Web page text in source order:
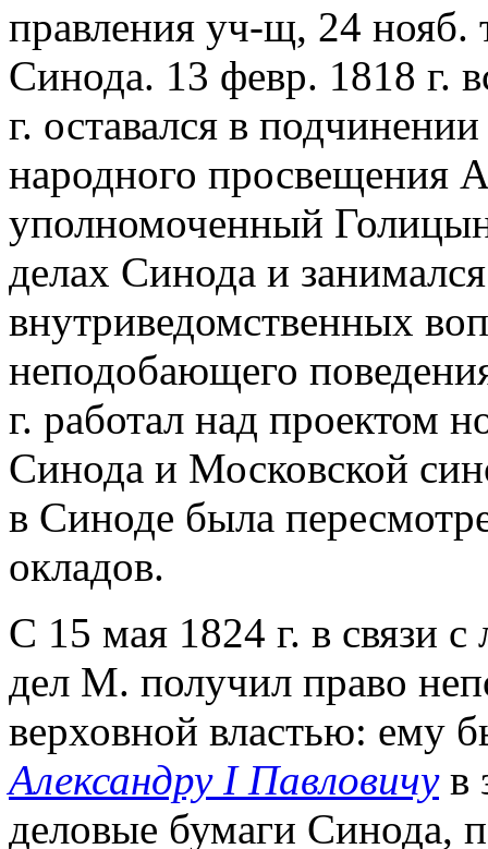
правления уч-щ, 24 нояб.
Синода. 13 февр. 1818 г.
г. оставался в
народного просвещения
уполномоченный
делах Синода и
внутриведомственных
неподобающего
г. работал над проектом
Синода и Московской
в Синоде была
окладов.
С 15 мая 1824 г. в связи
дел М. получил право
верховной властью: ему
Александру I Павловичув
деловые бумаги